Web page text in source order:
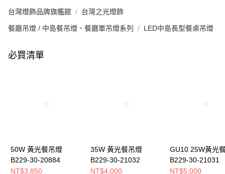
台灣燈飾品牌旗艦館 台灣之光燈飾
餐廳吊燈 / 中島餐吊燈、餐廳單吊燈系列 LED中島長型餐桌吊燈
必買清單
50W 黃光餐吊燈
B229-30-20884
NT$3,850
35W 黃光餐吊燈
B229-30-21032
NT$4,000
GU10 25W黃光
B229-30-21031
NT$5,000